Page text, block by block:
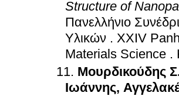
Structure of
Πανελλήνιο
Υλικών . XXIV
Materials Science .
Μουρδικούδης
Ιωάννης,